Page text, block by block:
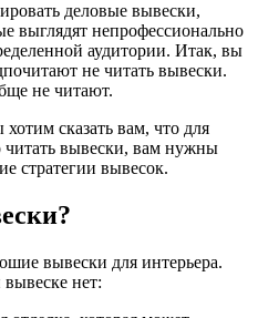
деловые вывески,
выглядят непрофессионально
аудитории. Итак, вы
не читать вывески.
не читают.
сказать вам, что для
читать вывески, вам нужны
стратегии вывесок.
вывески для интерьера.
нет: